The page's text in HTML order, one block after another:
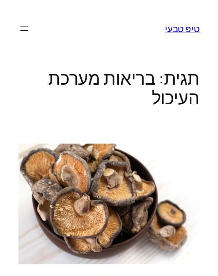
טיפ טבעי
תגית: בריאות מערכת
העיכול